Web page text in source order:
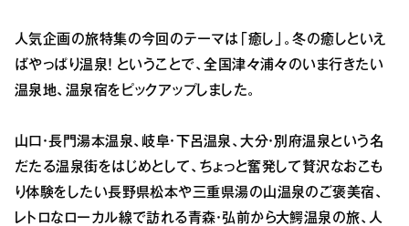
人気企画の旅特集の今回のテーマは「癒し」。冬の癒しといえ
ばやっぱり温泉！ ということで、全国津々浦々のいま行きたい
温泉地、温泉宿をピックアップしました。
山口・長門湯本温泉、岐阜・下呂温泉、大分・別府温泉という名
だたる温泉街をはじめとして、ちょっと奮発して贅沢なおこも
り体験をしたい長野県松本や三重県湯の山温泉のご褒美宿、
レトロなローカル線で訪れる青森・弘前から大鰐温泉の旅、人